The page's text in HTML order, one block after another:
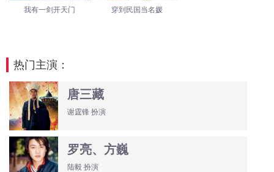
我有一剑开天门 穿到民国当名媛
热门主演：
唐三藏
谢霆锋 扮演
罗亮、方巍
陆毅 扮演